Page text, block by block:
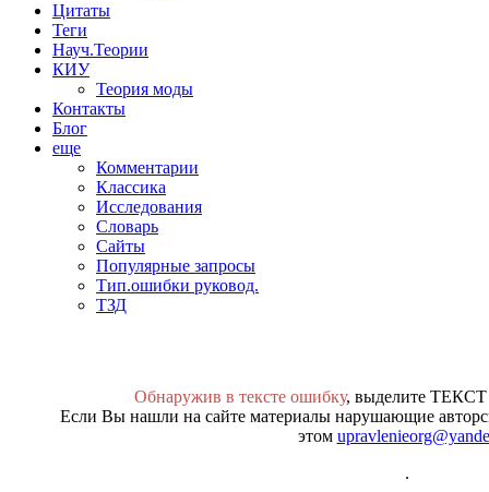
Цитаты
Теги
Науч.Теории
КИУ
Теория моды
Контакты
Блог
еще
Комментарии
Классика
Исследования
Словарь
Сайты
Популярные запросы
Тип.ошибки руковод.
ТЗД
Обнаружив в тексте ошибку, выделите
Если Вы нашли на сайте материалы нарушающие
этом
.